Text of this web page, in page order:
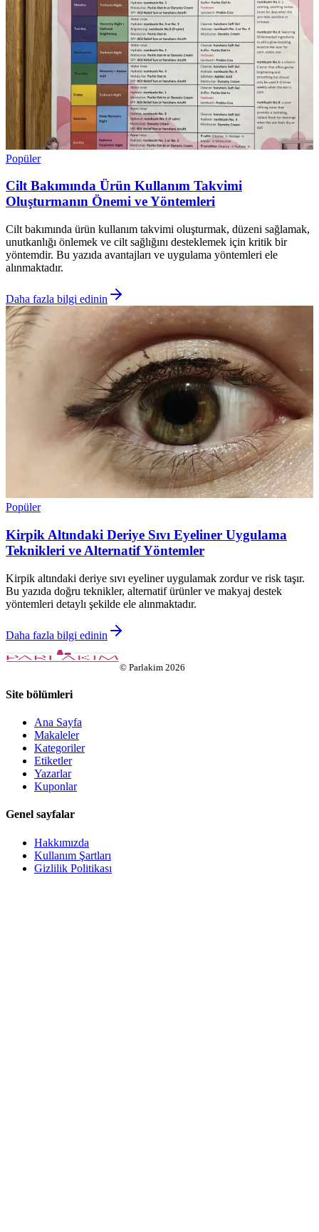
Popüler
Cilt Bakımında Ürün Kullanım Takvimi
Oluşturmanın Önemi ve Yöntemleri
Cilt bakımında ürün kullanım takvimi oluşturmak, düzeni sağlamak,
unutkanlığı önlemek ve cilt sağlığını desteklemek için kritik bir
yöntemdir. Bu yazıda avantajları ve uygulama yöntemleri ele
alınmaktadır.
Daha fazla bilgi edinin
Popüler
Kirpik Altındaki Deriye Sıvı Eyeliner Uygulama
Teknikleri ve Alternatif Yöntemler
Kirpik altındaki deriye sıvı eyeliner uygulamak zordur ve risk taşır.
Bu yazıda doğru teknikler, alternatif ürünler ve makyaj destek
yöntemleri detaylı şekilde ele alınmaktadır.
Daha fazla bilgi edinin
© Parlakim 2026
Site bölümleri
Ana Sayfa
Makaleler
Kategoriler
Etiketler
Yazarlar
Kuponlar
Genel sayfalar
Hakkımızda
Kullanım Şartları
Gizlilik Politikası